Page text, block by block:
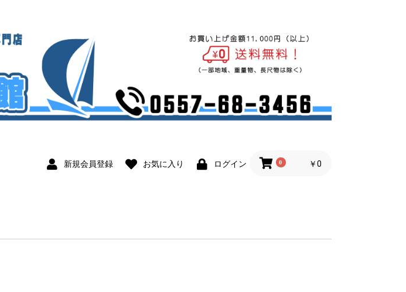
新規会員登録 お気に入り ログイン 0 ￥0